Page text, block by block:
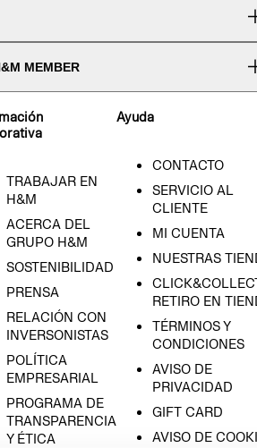
MEMBER
TRABAJAR EN
H&M
ACERCA DEL
GRUPO H&M
SOSTENIBILIDAD
PRENSA
RELACIÓN CON
INVERSONISTAS
POLÍTICA
EMPRESARIAL
PROGRAMA DE
TRANSPARENCIA
Y ÉTICA
Ayuda
CONTACTO
SERVICIO AL
CLIENTE
MI CUENTA
NUESTRAS
RETIRO EN
TÉRMINOS Y
CONDICIONES
AVISO DE
PRIVACIDAD
GIFT CARD
AVISO DE